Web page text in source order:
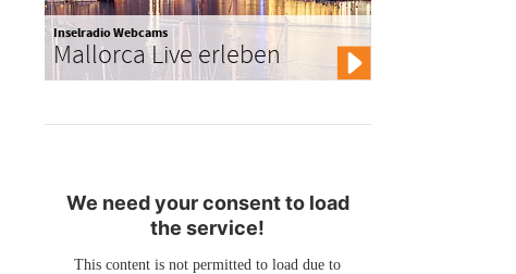
Inselradio Webcams
Mallorca Live erleben
We need your consent to load
the service!
This content is not permitted to load due to